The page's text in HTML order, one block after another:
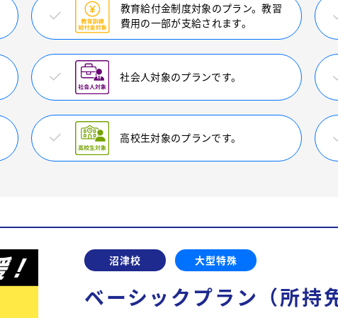
教育給付金制度対象のプラン。教習
費用の一部が支給されます。
社会人対象のプランです。
高校生対象のプランです。
沼津校 大型特殊
ベーシックプラン（所持